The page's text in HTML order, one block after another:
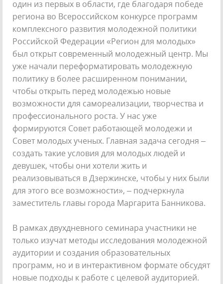
один из первых в области, где благодаря победе
региона во Всероссийском конкурсе программ
комплексного развития молодежной политики
Российской Федерации «Регион для молодых»
был открыт современный молодежный центр. Мы
уже начали переформатировать молодежную
политику в более расширенном понимании,
чтобы открыть перед молодежью новые
возможности для самореализации, творчества и
профессионального роста. У нас уже
формируются Совет работающей молодежи и
Совет молодых ученых. Главная задача сегодня –
создать такие условия для молодых людей и
девушек, чтобы они хотели жить и
реализовываться в Дзержинске, чтобы у них были
для этого все возможности», – подчеркнула
заместитель главы города Маргарита Банникова.
В рамках двухдневного семинара участники не
только изучат методы исследования молодежной
аудитории и создания образовательных
программ, но и в интерактивном формате обсудят
новые подходы к работе с целевой аудиторией.